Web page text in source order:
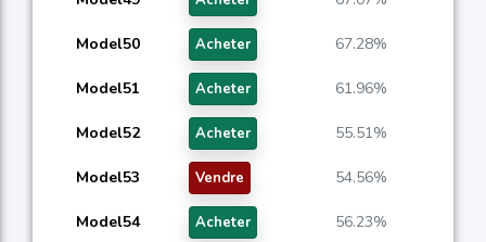
Model50 Acheter 67.28%
Model51 Acheter 61.96%
Model52 Acheter 55.51%
Model53 Vendre 54.56%
Model54 Acheter 56.23%